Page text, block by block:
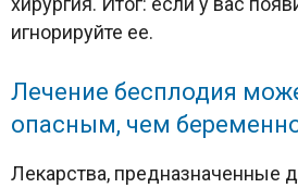
игнорируйте ее.
Лечение бесплодия
опасным, чем
Лекарства, предназначенные